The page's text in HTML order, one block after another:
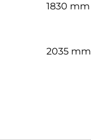
1830 mm
2035 mm